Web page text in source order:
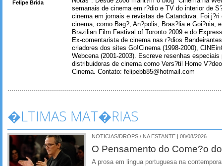
Felipe Brida
semanais de cinema em r?dio e TV do interior de
cinema em jornais e revistas de Catanduva. Foi
cinema, como Bag?, An?polis, Bras?lia e Goi?nia,
Brazilian Film Festival of Toronto 2009 e do
Ex-comentarista de cinema nas r?dios
criadores dos sites Go!Cinema (1998-2000),
Webcena (2001-2003). Escreve resenhas especiais
distribuidoras de cinema como Vers?til Home
Cinema. Contato: felipebb85@hotmail.com
�LTIMAS MAT�RIAS
NOTICIAS/DROPS / NA ESTANTE | 08/08/2026
O Pensamento do Come?o
A prosa em lingua portuguesa na